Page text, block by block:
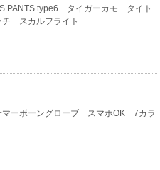
PANTS type6 タイガーカモ タイト
スカルフライト
マーボーングローブ スマホOK 7カラ